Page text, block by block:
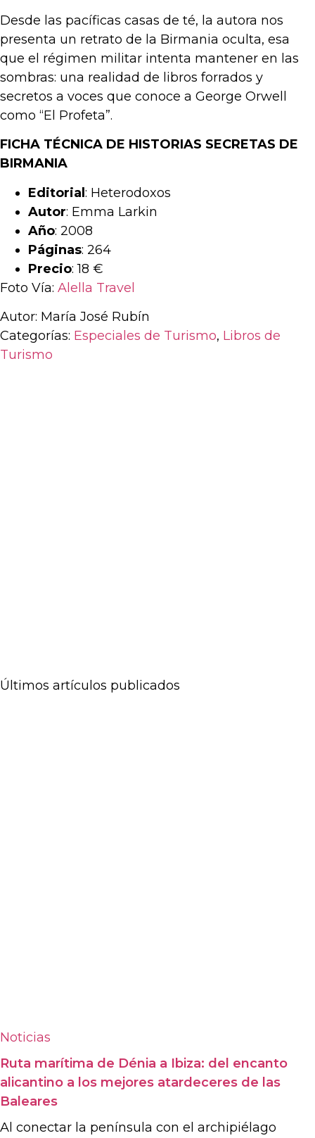
Desde las pacíficas casas de té, la autora nos
presenta un retrato de la Birmania oculta, esa
que el régimen militar intenta mantener en las
sombras: una realidad de libros forrados y
secretos a voces que conoce a George Orwell
como “El Profeta”.
FICHA TÉCNICA DE HISTORIAS SECRETAS DE
BIRMANIA
Editorial : Heterodoxos
Autor: Emma Larkin
Año: 2008
Páginas: 264
Precio: 18 €
Foto Vía: Alella Travel
Autor: María José Rubín
Categorías: Especiales de Turismo, Libros de
Turismo
Últimos artículos publicados
Noticias
Ruta marítima de Dénia a Ibiza: del encanto
alicantino a los mejores atardeceres de las
Baleares
Al conectar la península con el archipiélago